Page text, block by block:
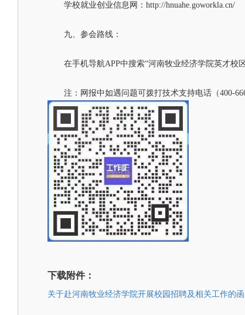
学校就业创业信息网：http://hnuahe.goworkla.cn/
九、参会路线：
在手机导航APP中搜索“河南牧业经济学院英才校
注：网报中如遇问题可拨打技术支持电话（400-
下载附件：
关于赴河南牧业经济学院开展校园招聘及相关工作的函